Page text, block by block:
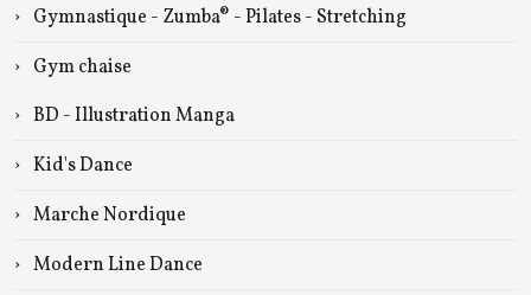
Gymnastique - Zumba® - Pilates - Stretching
Gym chaise
BD - Illustration Manga
Kid's Dance
Marche Nordique
Modern Line Dance